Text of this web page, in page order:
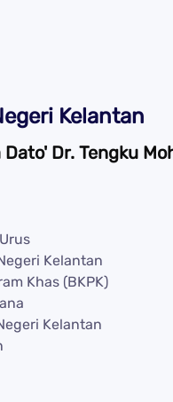
Kelantan
Dr. Tengku
Kelantan
Khas (BKPK)
Kelantan